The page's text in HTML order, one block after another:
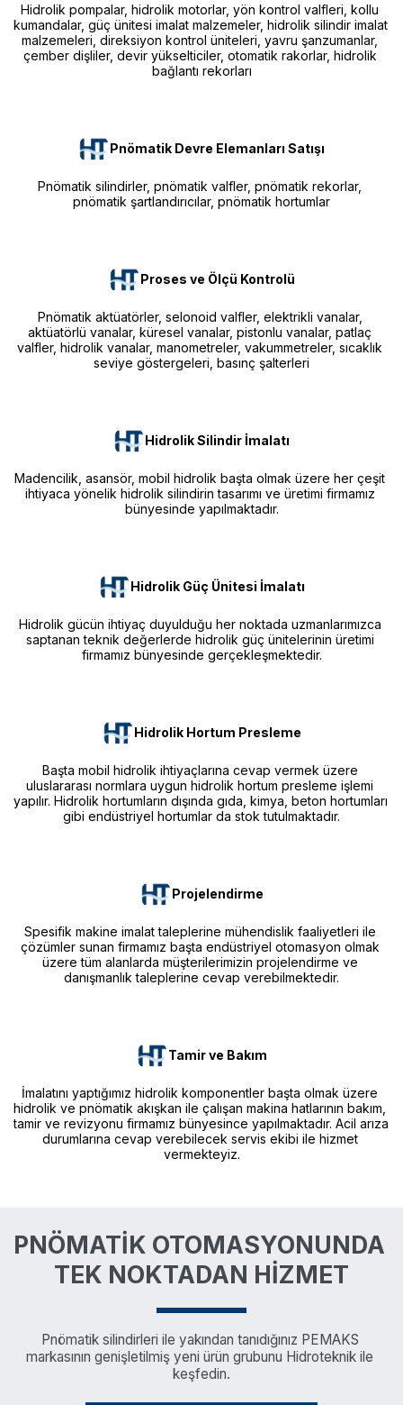
Hidrolik pompalar, hidrolik motorlar, yön kontrol valfleri, kollu
kumandalar, güç ünitesi imalat malzemeler, hidrolik silindir imalat
malzemeleri, direksiyon kontrol üniteleri, yavru şanzumanlar,
çember dişliler, devir yükselticiler, otomatik rakorlar, hidrolik
bağlantı rekorları
Pnömatik Devre Elemanları Satışı
Pnömatik silindirler, pnömatik valfler, pnömatik rekorlar,
pnömatik şartlandırıcılar, pnömatik hortumlar
Proses ve Ölçü Kontrolü
Pnömatik aktüatörler, selonoid valfler, elektrikli vanalar,
aktüatörlü vanalar, küresel vanalar, pistonlu vanalar, patlaç
valfler, hidrolik vanalar, manometreler, vakummetreler, sıcaklık
seviye göstergeleri, basınç şalterleri
Hidrolik Silindir İmalatı
Madencilik, asansör, mobil hidrolik başta olmak üzere her çeşit
ihtiyaca yönelik hidrolik silindirin tasarımı ve üretimi firmamız
bünyesinde yapılmaktadır.
Hidrolik Güç Ünitesi İmalatı
Hidrolik gücün ihtiyaç duyulduğu her noktada uzmanlarımızca
saptanan teknik değerlerde hidrolik güç ünitelerinin üretimi
firmamız bünyesinde gerçekleşmektedir.
Hidrolik Hortum Presleme
Başta mobil hidrolik ihtiyaçlarına cevap vermek üzere
uluslararası normlara uygun hidrolik hortum presleme işlemi
yapılır. Hidrolik hortumların dışında gıda, kimya, beton hortumları
gibi endüstriyel hortumlar da stok tutulmaktadır.
Projelendirme
Spesifik makine imalat taleplerine mühendislik faaliyetleri ile
çözümler sunan firmamız başta endüstriyel otomasyon olmak
üzere tüm alanlarda müşterilerimizin projelendirme ve
danışmanlık taleplerine cevap verebilmektedir.
Tamir ve Bakım
İmalatını yaptığımız hidrolik komponentler başta olmak üzere
hidrolik ve pnömatik akışkan ile çalışan makina hatlarının bakım,
tamir ve revizyonu firmamız bünyesince yapılmaktadır. Acil arıza
durumlarına cevap verebilecek servis ekibi ile hizmet
vermekteyiz.
PNÖMATİK OTOMASYONUNDA
TEK NOKTADAN HİZMET
Pnömatik silindirleri ile yakından tanıdığınız PEMAKS
markasının genişletilmiş yeni ürün grubunu Hidroteknik ile
keşfedin.